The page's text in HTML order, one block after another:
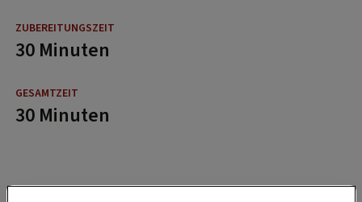
30 Minuten
30 Minuten